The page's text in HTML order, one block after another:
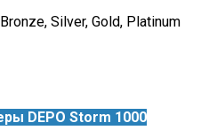
Silver, Gold, Platinum
DEPO Storm 1000